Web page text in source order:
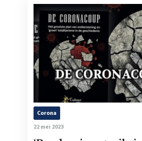
Corona
22 mei 2023